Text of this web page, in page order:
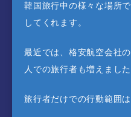
韓国旅行中の様々な場所
してくれます。
最近では、格安航空会社
人での旅行者も増えました
旅行者だけでの行動範囲